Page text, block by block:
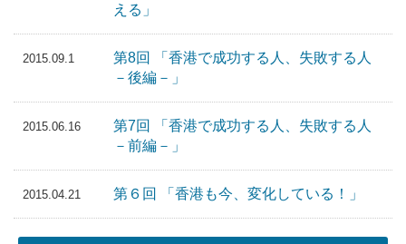
える」
2015.09.1
第8回 「香港で成功する人、失敗する人
－後編－」
2015.06.16
第7回 「香港で成功する人、失敗する人
－前編－」
2015.04.21 第６回 「香港も今、変化している！」